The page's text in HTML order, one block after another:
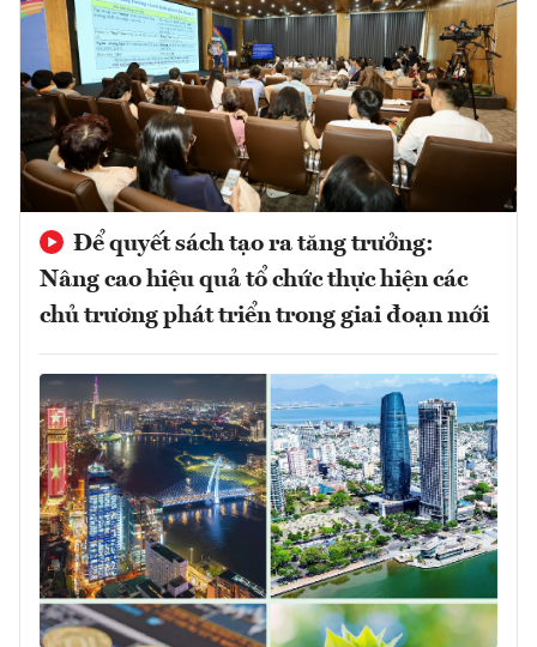
Để quyết sách tạo ra tăng trưởng:
Nâng cao hiệu quả tổ chức thực hiện các
chủ trương phát triển trong giai đoạn mới